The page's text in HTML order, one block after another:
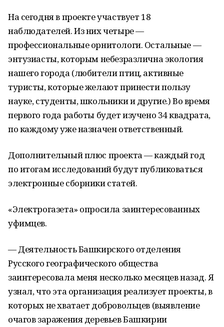
На сегодня в проекте участвует 18
наблюдателей. Из них четыре —
профессиональные орнитологи. Остальные —
энтузиасты, которым небезразлична экология
нашего города (любители птиц, активные
туристы, которые желают принести пользу
науке, студенты, школьники и другие.) Во время
первого года работы будет изучено 34 квадрата,
по каждому уже назначен ответственный.
Дополнительный плюс проекта — каждый год
по итогам исследований будут публиковаться
электронные сборники статей.
«Электрогазета» опросила заинтересованных
уфимцев.
— Деятельность Башкирского отделения
Русского географического общества
заинтересовала меня несколько месяцев назад. Я
узнал, что эта организация реализует проекты, в
которых не хватает добровольцев (выявление
очагов заражения деревьев Башкирии